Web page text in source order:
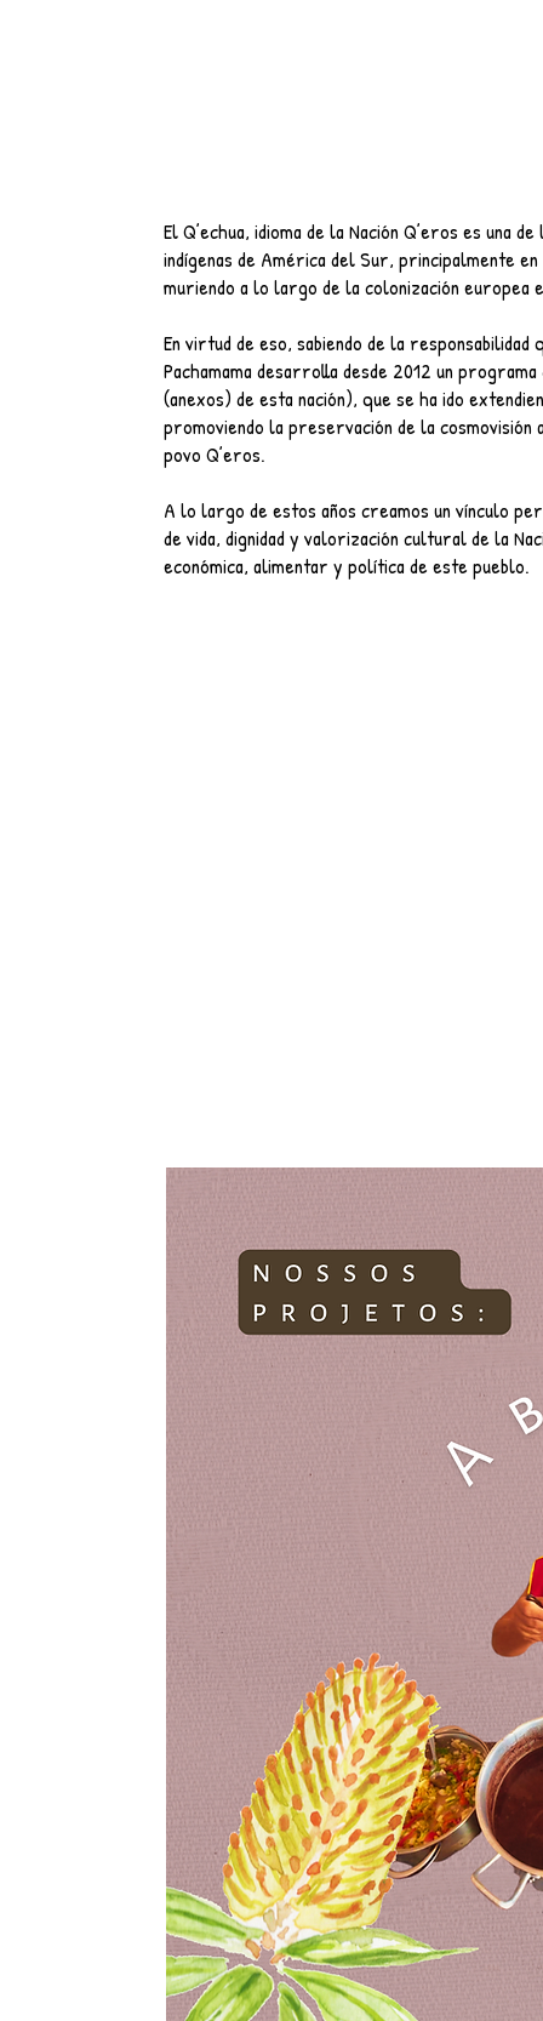
El Q’echua, idioma de la Nación Q’eros es una
indígenas de América del Sur, principalmente
muriendo a lo largo de la colonización europea
En virtud de eso, sabiendo de la
Pachamama desarrolla desde 2012 un
(anexos) de esta nación), que se ha ido
promoviendo la preservación de la cosmovisión
povo Q’eros.
A lo largo de estos años creamos un vínculo
de vida, dignidad y valorización cultural de la
económica, alimentar y política de este pueblo.